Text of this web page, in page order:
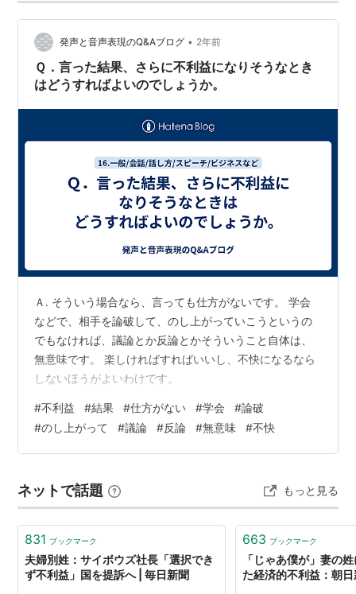
発声と音声表現のQ&Aブログ • 2年前
Ｑ．言った結果、さらに不利益になりそうなとき
はどうすればよいのでしょうか。
Ａ. そういう場合なら、言っても仕方がないです。 学会
などで、相手を論破して、のし上がっていこうというの
でもなければ、議論とか反論とかそういうこと自体は、
無意味です。 楽しければすればいいし、不快になるなら
しないほうがよいわけです。
#不利益 #結果 #仕方がない #学会 #論破
#のし上がって #議論 #反論 #無意味 #不快
ネットで話題 もっと見る
831 ブックマーク
夫婦別姓：サイボウズ社長「選択でき
ず不利益」国を提訴へ | 毎日新聞
663 ブックマーク
「じゃあ僕が」妻の
た経済的不利益：朝